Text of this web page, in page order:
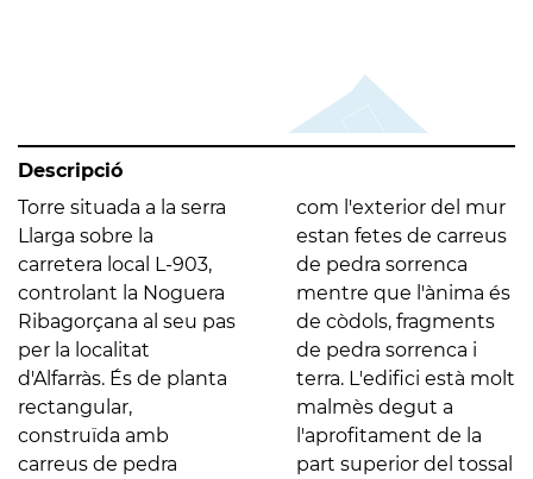
Descripció
Torre situada a la serra
Llarga sobre la
carretera local L-903,
controlant la Noguera
Ribagorçana al seu pas
per la localitat
d'Alfarràs. És de planta
rectangular,
construïda amb
carreus de pedra
com l'exterior del mur
estan fetes de carreus
de pedra sorrenca
mentre que l'ànima és
de còdols, fragments
de pedra sorrenca i
terra. L'edifici està molt
malmès degut a
l'aprofitament de la
part superior del tossal